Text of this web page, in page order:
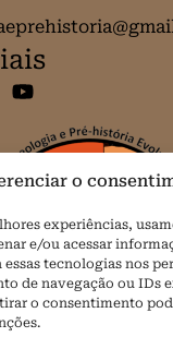
o
experiências,
e/ou acessar
tecnologias nos
de navegação ou IDs
o consentimento